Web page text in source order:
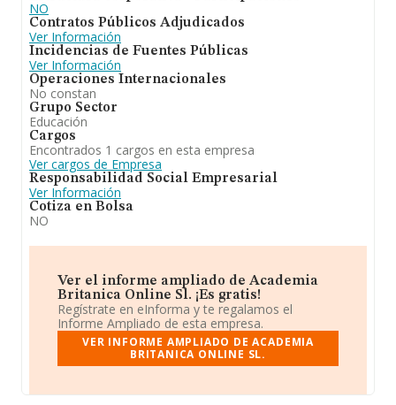
NO
Contratos Públicos Adjudicados
Ver Información
Incidencias de Fuentes Públicas
Ver Información
Operaciones Internacionales
No constan
Grupo Sector
Educación
Cargos
Encontrados 1 cargos en esta empresa
Ver cargos de Empresa
Responsabilidad Social Empresarial
Ver Información
Cotiza en Bolsa
NO
Ver el informe ampliado de Academia
Britanica Online Sl. ¡Es gratis!
Regístrate en eInforma y te regalamos el
Informe Ampliado de esta empresa.
VER INFORME AMPLIADO DE ACADEMIA
BRITANICA ONLINE SL.